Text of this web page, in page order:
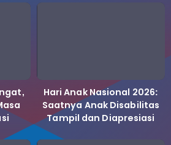
Hari Anak Nasional 2026:
Saatnya Anak Disabilitas
Tampil dan Diapresiasi